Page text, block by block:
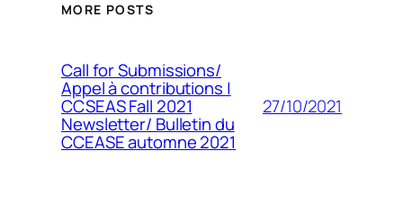
MORE POSTS
Call for Submissions/
Appel à contributions |
CCSEAS Fall 2021
Newsletter/ Bulletin du
CCEASE automne 2021
27/10/2021